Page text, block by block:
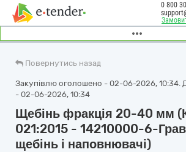
0 800
Повернутись назад
Закупівлю оголошено - 02-06-2026, 10:34.
- 02-06-2026, 10:34
Щебінь фракція 20-40 мм
021:2015 - 14210000-6-
щебінь і наповнювачі)